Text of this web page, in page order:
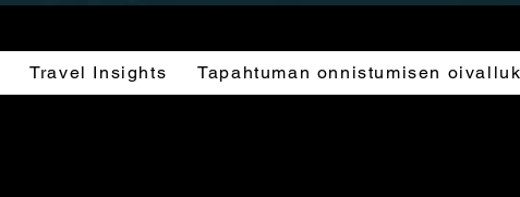
Travel Insights Tapahtuman onnistumisen